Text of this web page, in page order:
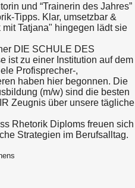
und “Trainerin des Jahres”
Tipps. Klar, umsetzbar &
mit Tatjana" hingegen lädt sie
DIE SCHULE DES
ist zu einer Institution auf dem
Profisprecher-,
haben hier begonnen. Die
(m/w) sind die besten
Zeugnis über unsere tägliche
Rhetorik Diploms freuen sich
Strategien im Berufsalltag.